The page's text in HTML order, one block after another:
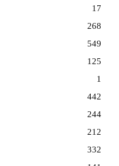
17
268
549
125
1
442
244
212
332